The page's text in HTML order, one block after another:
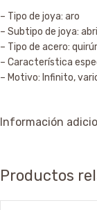
– Tipo de joya: aro
– Subtipo de joya:
– Tipo de acero:
– Característica
– Motivo: Infinito,
Información
Productos